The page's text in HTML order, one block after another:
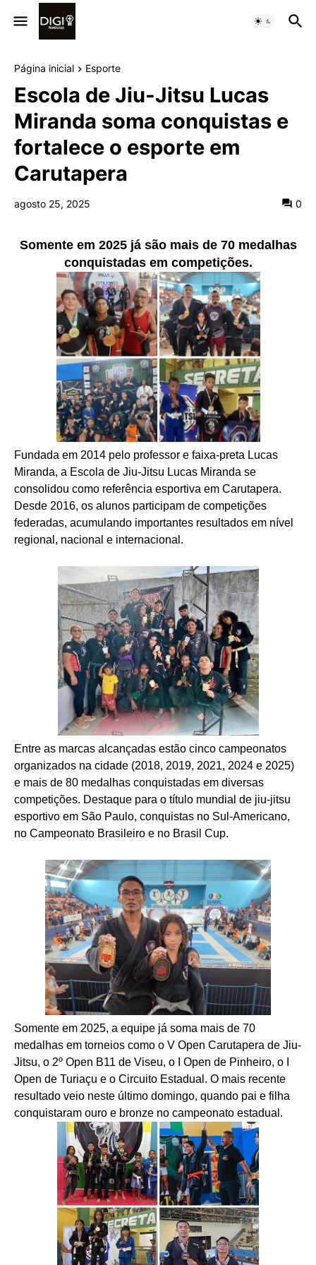
Página inicial Esporte
Escola de Jiu-Jitsu Lucas
Miranda soma conquistas e
fortalece o esporte em
Carutapera
agosto 25, 2025 0
Somente em 2025 já são mais de 70 medalhas
conquistadas em competições.
Fundada em 2014 pelo professor e faixa-preta Lucas
Miranda, a Escola de Jiu-Jitsu Lucas Miranda se
consolidou como referência esportiva em Carutapera.
Desde 2016, os alunos participam de competições
federadas, acumulando importantes resultados em nível
regional, nacional e internacional.
Entre as marcas alcançadas estão cinco campeonatos
organizados na cidade (2018, 2019, 2021, 2024 e 2025)
e mais de 80 medalhas conquistadas em diversas
competições. Destaque para o título mundial de jiu-jitsu
esportivo em São Paulo, conquistas no Sul-Americano,
no Campeonato Brasileiro e no Brasil Cup.
Somente em 2025, a equipe já soma mais de 70
medalhas em torneios como o V Open Carutapera de Jiu-
Jitsu, o 2º Open B11 de Viseu, o I Open de Pinheiro, o I
Open de Turiaçu e o Circuito Estadual. O mais recente
resultado veio neste último domingo, quando pai e filha
conquistaram ouro e bronze no campeonato estadual.